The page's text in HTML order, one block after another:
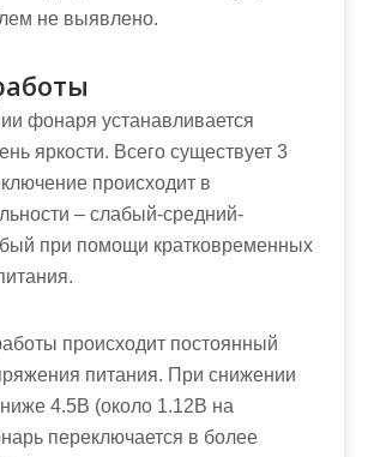
не выявлено.
фонаря устанавливается
яркости. Всего существует 3
происходит в
– слабый-средний-
при помощи кратковременных
происходит постоянный
питания. При снижении
4.5В (около 1.12В на
переключается в более